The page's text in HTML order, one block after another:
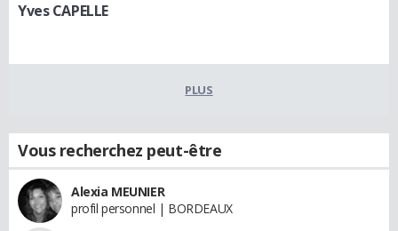
Yves CAPELLE
PLUS
Vous recherchez peut-être
Alexia MEUNIER
profil personnel | BORDEAUX